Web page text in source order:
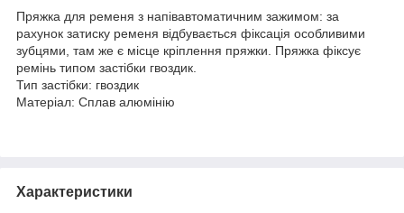
Пряжка для ременя з напівавтоматичним зажимом: за
рахунок затиску ременя відбувається фіксація особливими
зубцями, там же є місце кріплення пряжки. Пряжка фіксує
ремінь типом застібки гвоздик.
Тип застібки: гвоздик
Матеріал: Сплав алюмінію
Характеристики